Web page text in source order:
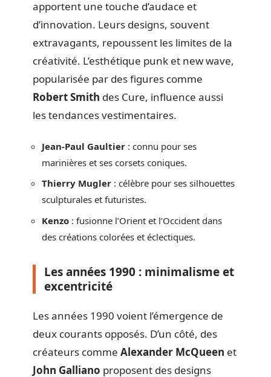
apportent une touche d’audace et
d’innovation. Leurs designs, souvent
extravagants, repoussent les limites de la
créativité. L’esthétique punk et new wave,
popularisée par des figures comme
Robert Smith des Cure, influence aussi
les tendances vestimentaires.
Jean-Paul Gaultier : connu pour ses
marinières et ses corsets coniques.
Thierry Mugler : célèbre pour ses silhouettes
sculpturales et futuristes.
Kenzo : fusionne l’Orient et l’Occident dans
des créations colorées et éclectiques.
Les années 1990 : minimalisme et
excentricité
Les années 1990 voient l’émergence de
deux courants opposés. D’un côté, des
créateurs comme Alexander McQueen et
John Galliano proposent des designs